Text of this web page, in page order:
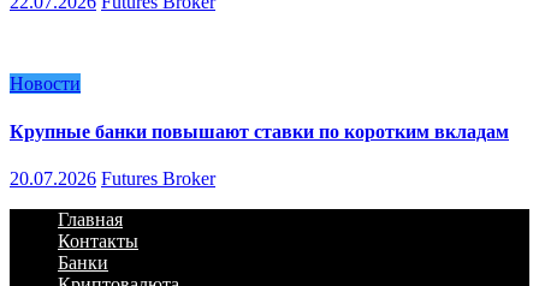
Новости
Крупные банки повышают ставки по коротким вкладам
20.07.2026 Futures Broker
Главная
Контакты
Банки